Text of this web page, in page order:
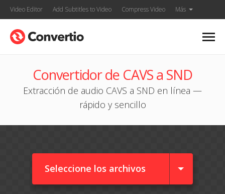
Video Editor Add Subtitles to Video Compress Video Más
Convertidor de CAVS a SND
Extracción de audio CAVS a SND en línea —
rápido y sencillo
Seleccione los archivos